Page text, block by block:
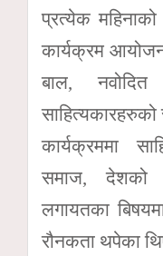
प्रत्येक महिनाको
कार्यक्रम
बाल, नवोदित
कार्यक्रममा
समाज, देशको
लगायतका
रौनकता थपेका